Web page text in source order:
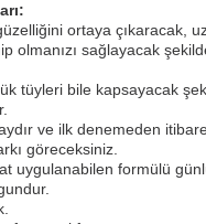
ortaya çıkaracak,
olmanızı sağlayacak
tüyleri bile kapsayacak
ve ilk denemeden
göreceksiniz.
uygulanabilen formülü